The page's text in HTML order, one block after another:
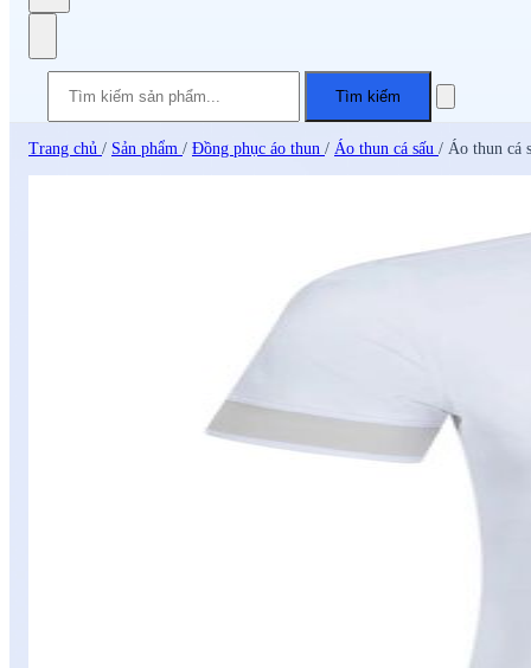
Tìm kiếm
Trang chủ / Sản phẩm / Đồng phục áo thun / Áo thun cá sấu / Áo thun cá